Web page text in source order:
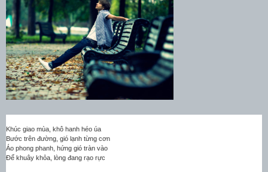
Khúc giao mùa, khô hanh héo úa
Bước trên đường, gió lạnh từng cơn
Áo phong phanh, hứng gió tràn vào
Để khuây khỏa, lòng đang rạo rực